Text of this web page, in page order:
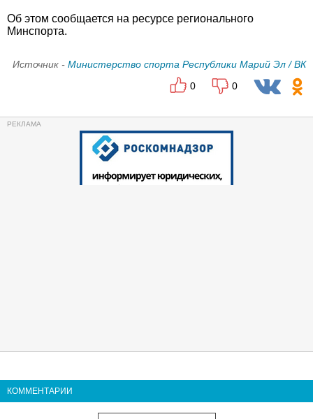
Об этом сообщается на ресурсе регионального
Минспорта.
Источник - Министерство спорта Республики Марий Эл / ВК
0
0
КОММЕНТАРИИ